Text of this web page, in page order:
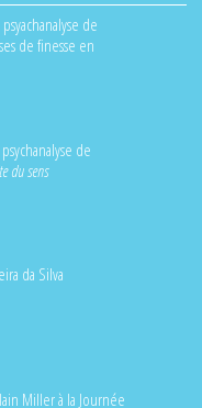
de
de finesse en
de
du sens
da Silva
Miller à la Journée